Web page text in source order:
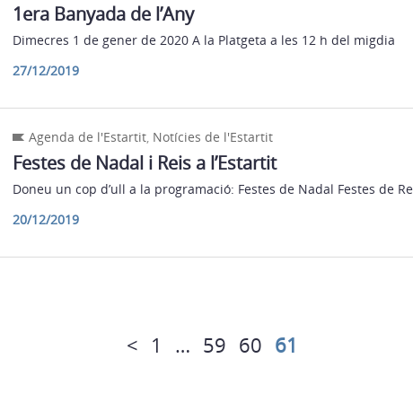
1era Banyada de l’Any
Dimecres 1 de gener de 2020 A la Platgeta a les 12 h del migdia
27/12/2019
Agenda de l'Estartit, Notícies de l'Estartit
Festes de Nadal i Reis a l’Estartit
Doneu un cop d’ull a la programació: Festes de Nadal Festes de
20/12/2019
< 1 … 59 60 61